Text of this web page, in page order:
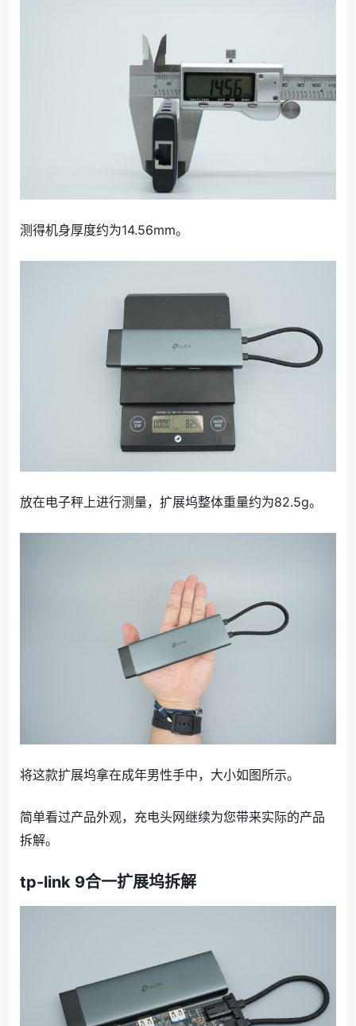
测得机身厚度约为14.56mm。
放在电子秤上进行测量，扩展坞整体重量约为82.5g。
将这款扩展坞拿在成年男性手中，大小如图所示。
简单看过产品外观，充电头网继续为您带来实际的产品
拆解。
tp-link 9合一扩展坞拆解